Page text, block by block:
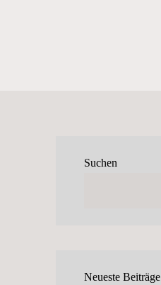
Suchen
Neueste Beiträge